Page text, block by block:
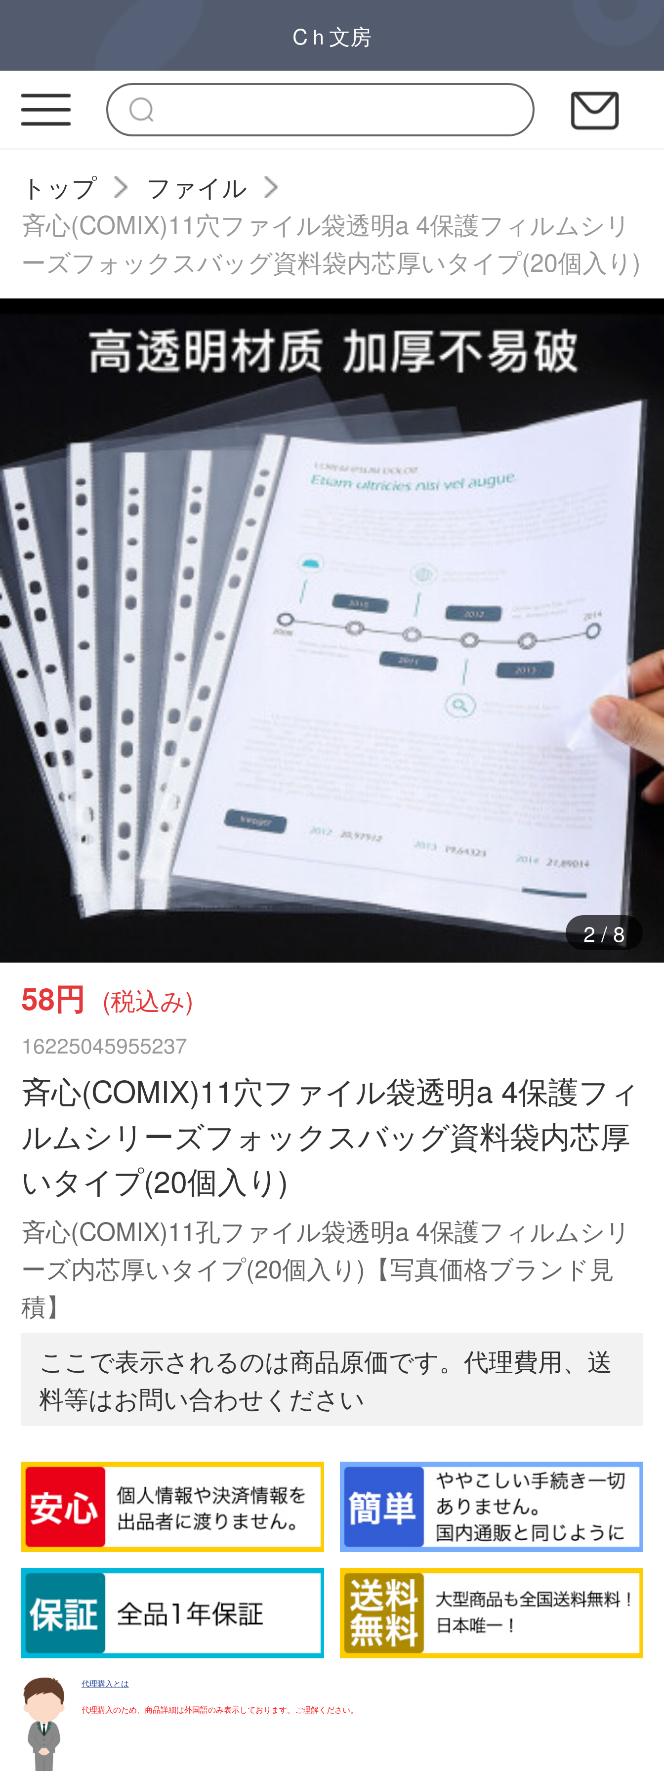
Cｈ文房
トップ
ファイル
斉心(COMIX)11穴ファイル袋透明a 4保護フィルムシリ
ーズフォックスバッグ資料袋内芯厚いタイプ(20個入り)
2/8
58円 (税込み)
16225045955237
斉心(COMIX)11穴ファイル袋透明a 4保護フィ
ルムシリーズフォックスバッグ資料袋内芯厚
いタイプ(20個入り)
斉心(COMIX)11孔ファイル袋透明a 4保護フィルムシリ
ーズ内芯厚いタイプ(20個入り)【写真価格ブランド見
積】
ここで表示されるのは商品原価です。代理費用、送
料等はお問い合わせください
代理購入とは
代理購入のため、商品詳細は外国語のみ表示しております。ご理解ください。